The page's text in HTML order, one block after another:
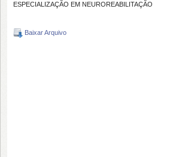
ESPECIALIZAÇÃO EM NEUROREABILITAÇÃO
Baixar Arquivo